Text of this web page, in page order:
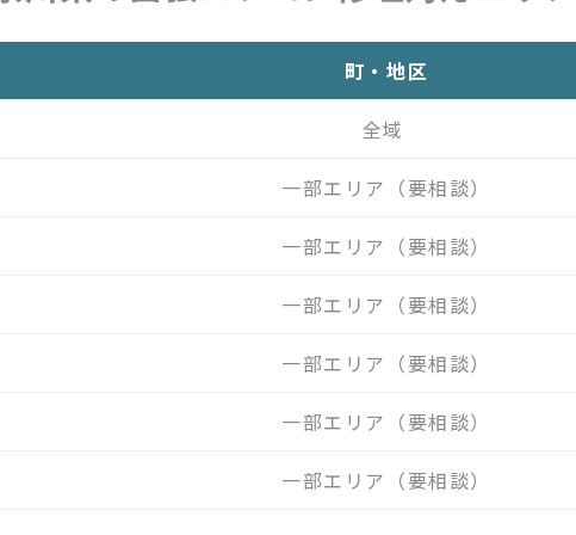
町・地区
全域
一部エリア（要相談）
一部エリア（要相談）
一部エリア（要相談）
一部エリア（要相談）
一部エリア（要相談）
一部エリア（要相談）